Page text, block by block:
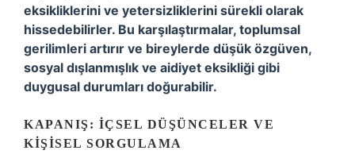
eksikliklerini ve yetersizliklerini sürekli olarak
hissedebilirler. Bu karşılaştırmalar, toplumsal
gerilimleri artırır ve bireylerde düşük özgüven,
sosyal dışlanmışlık ve aidiyet eksikliği gibi
duygusal durumları doğurabilir.
KAPANIŞ: İÇSEL DÜŞÜNCELER VE
KIŞISEL SORGULAMA